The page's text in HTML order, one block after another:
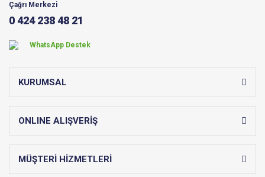
Çağrı Merkezi
0 424 238 48 21
WhatsApp Destek
KURUMSAL
ONLINE ALIŞVERİŞ
MÜŞTERİ HİZMETLERİ